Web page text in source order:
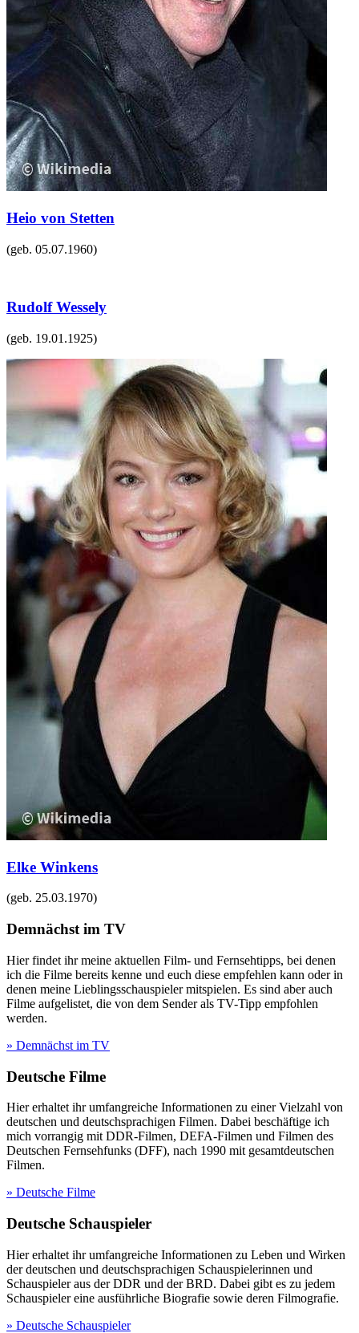
Heio von Stetten
(geb. 05.07.1960)
Rudolf Wessely
(geb. 19.01.1925)
Elke Winkens
(geb. 25.03.1970)
Demnächst im TV
Hier findet ihr meine aktuellen Film- und Fernsehtipps, bei denen
ich die Filme bereits kenne und euch diese empfehlen kann oder in
denen meine Lieblingsschauspieler mitspielen. Es sind aber auch
Filme aufgelistet, die von dem Sender als TV-Tipp empfohlen
werden.
» Demnächst im TV
Deutsche Filme
Hier erhaltet ihr umfangreiche Informationen zu einer Vielzahl von
deutschen und deutschsprachigen Filmen. Dabei beschäftige ich
mich vorrangig mit DDR-Filmen, DEFA-Filmen und Filmen des
Deutschen Fernsehfunks (DFF), nach 1990 mit gesamtdeutschen
Filmen.
» Deutsche Filme
Deutsche Schauspieler
Hier erhaltet ihr umfangreiche Informationen zu Leben und Wirken
der deutschen und deutschsprachigen Schauspielerinnen und
Schauspieler aus der DDR und der BRD. Dabei gibt es zu jedem
Schauspieler eine ausführliche Biografie sowie deren Filmografie.
» Deutsche Schauspieler